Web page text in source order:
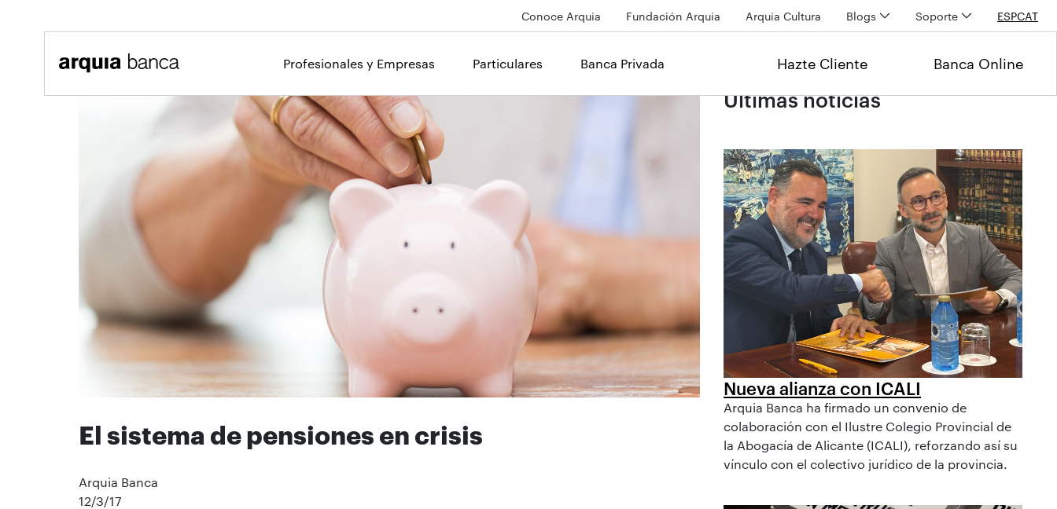
Conoce Arquia Fundación Arquia Arquia Cultura Blogs Soporte ESPCAT
Profesionales y Empresas Particulares Banca Privada Hazte Cliente Banca Online
El sistema de pensiones en crisis
Arquia Banca
12/3/17
Últimas noticias
Nueva alianza con ICALI
Arquia Banca ha firmado un convenio de
colaboración con el Ilustre Colegio Provincial de
la Abogacía de Alicante (ICALI), reforzando así su
vínculo con el colectivo jurídico de la provincia.